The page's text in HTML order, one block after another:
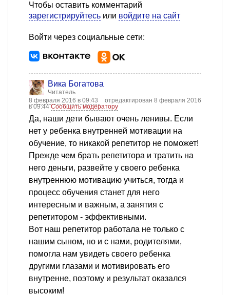
Чтобы оставить комментарий
зарегистрируйтесь или войдите на сайт
Войти через социальные сети:
Вика Богатова
Читатель
8 февраля 2016 в 09:43
отредактирован 8 февраля 2016
в 09:44Сообщить модератору
Да, наши дети бывают очень ленивы. Если
нет у ребенка внутренней мотивации на
обучение, то никакой репетитор не поможет!
Прежде чем брать репетитора и тратить на
него деньги, развейте у своего ребенка
внутреннюю мотивацию учиться, тогда и
процесс обучения станет для него
интересным и важным, а занятия с
репетитором - эффективными.
Вот наш репетитор работала не только с
нашим сыном, но и с нами, родителями,
помогла нам увидеть своего ребенка
другими глазами и мотивировать его
внутренне, поэтому и результат оказался
высоким!